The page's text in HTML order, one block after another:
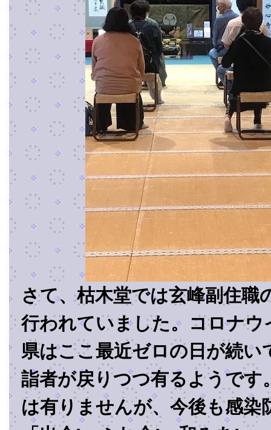
さて、枯木堂では玄峰副住職
行われていました。コロナウ
県はここ最近ゼロの日が続い
詣者が戻りつつ有るようです
は有りませんが、今後も感染